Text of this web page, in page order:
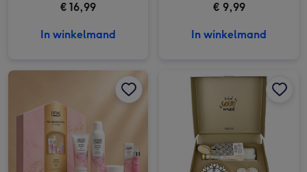
€ 16,99
In winkelmand
€ 9,99
In winkelmand